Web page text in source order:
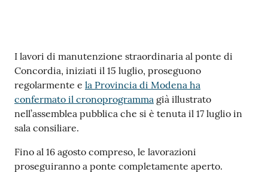
Contenuto
I lavori di manutenzione straordinaria al ponte di
Concordia, iniziati il 15 luglio, proseguono
regolarmente e la Provincia di Modena ha
confermato il cronoprogramma già illustrato
nell’assemblea pubblica che si è tenuta il 17 luglio in
sala consiliare.
Fino al 16 agosto compreso, le lavorazioni
proseguiranno a ponte completamente aperto.